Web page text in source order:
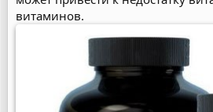
витаминов.